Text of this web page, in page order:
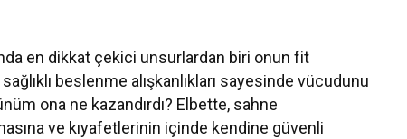
en dikkat çekici unsurlardan biri onun fit
beslenme alışkanlıkları sayesinde vücudunu
ona ne kazandırdı? Elbette, sahne
ve kıyafetlerinin içinde kendine güvenli